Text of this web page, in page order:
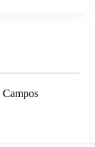
Campos